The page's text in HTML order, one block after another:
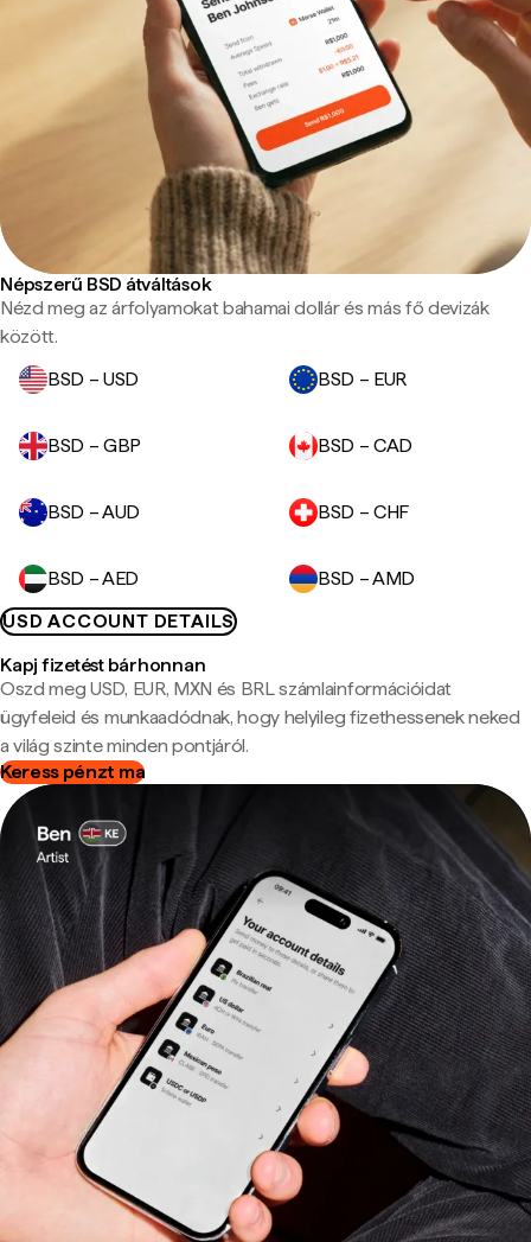
Népszerű BSD átváltások
Nézd meg az árfolyamokat bahamai dollár és más fő devizák
között.
BSD – USD
BSD – EUR
BSD – GBP BSD – CAD
BSD – AUD BSD – CHF
BSD – AED
BSD – AMD
USD ACCOUNT DETAILS
Kapj fizetést bárhonnan
Oszd meg USD, EUR, MXN és BRL számlainformációidat
ügyfeleid és munkaadódnak, hogy helyileg fizethessenek neked
a világ szinte minden pontjáról.
Keress pénzt ma